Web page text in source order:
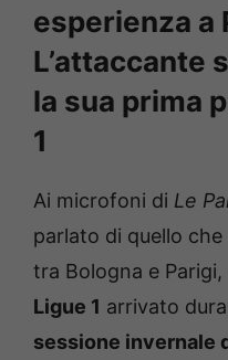
esperienza a
L’attaccante
la sua prima
1
Ai microfoni di Le
parlato di quello che
tra Bologna e
Ligue 1 arrivato
sessione invernale